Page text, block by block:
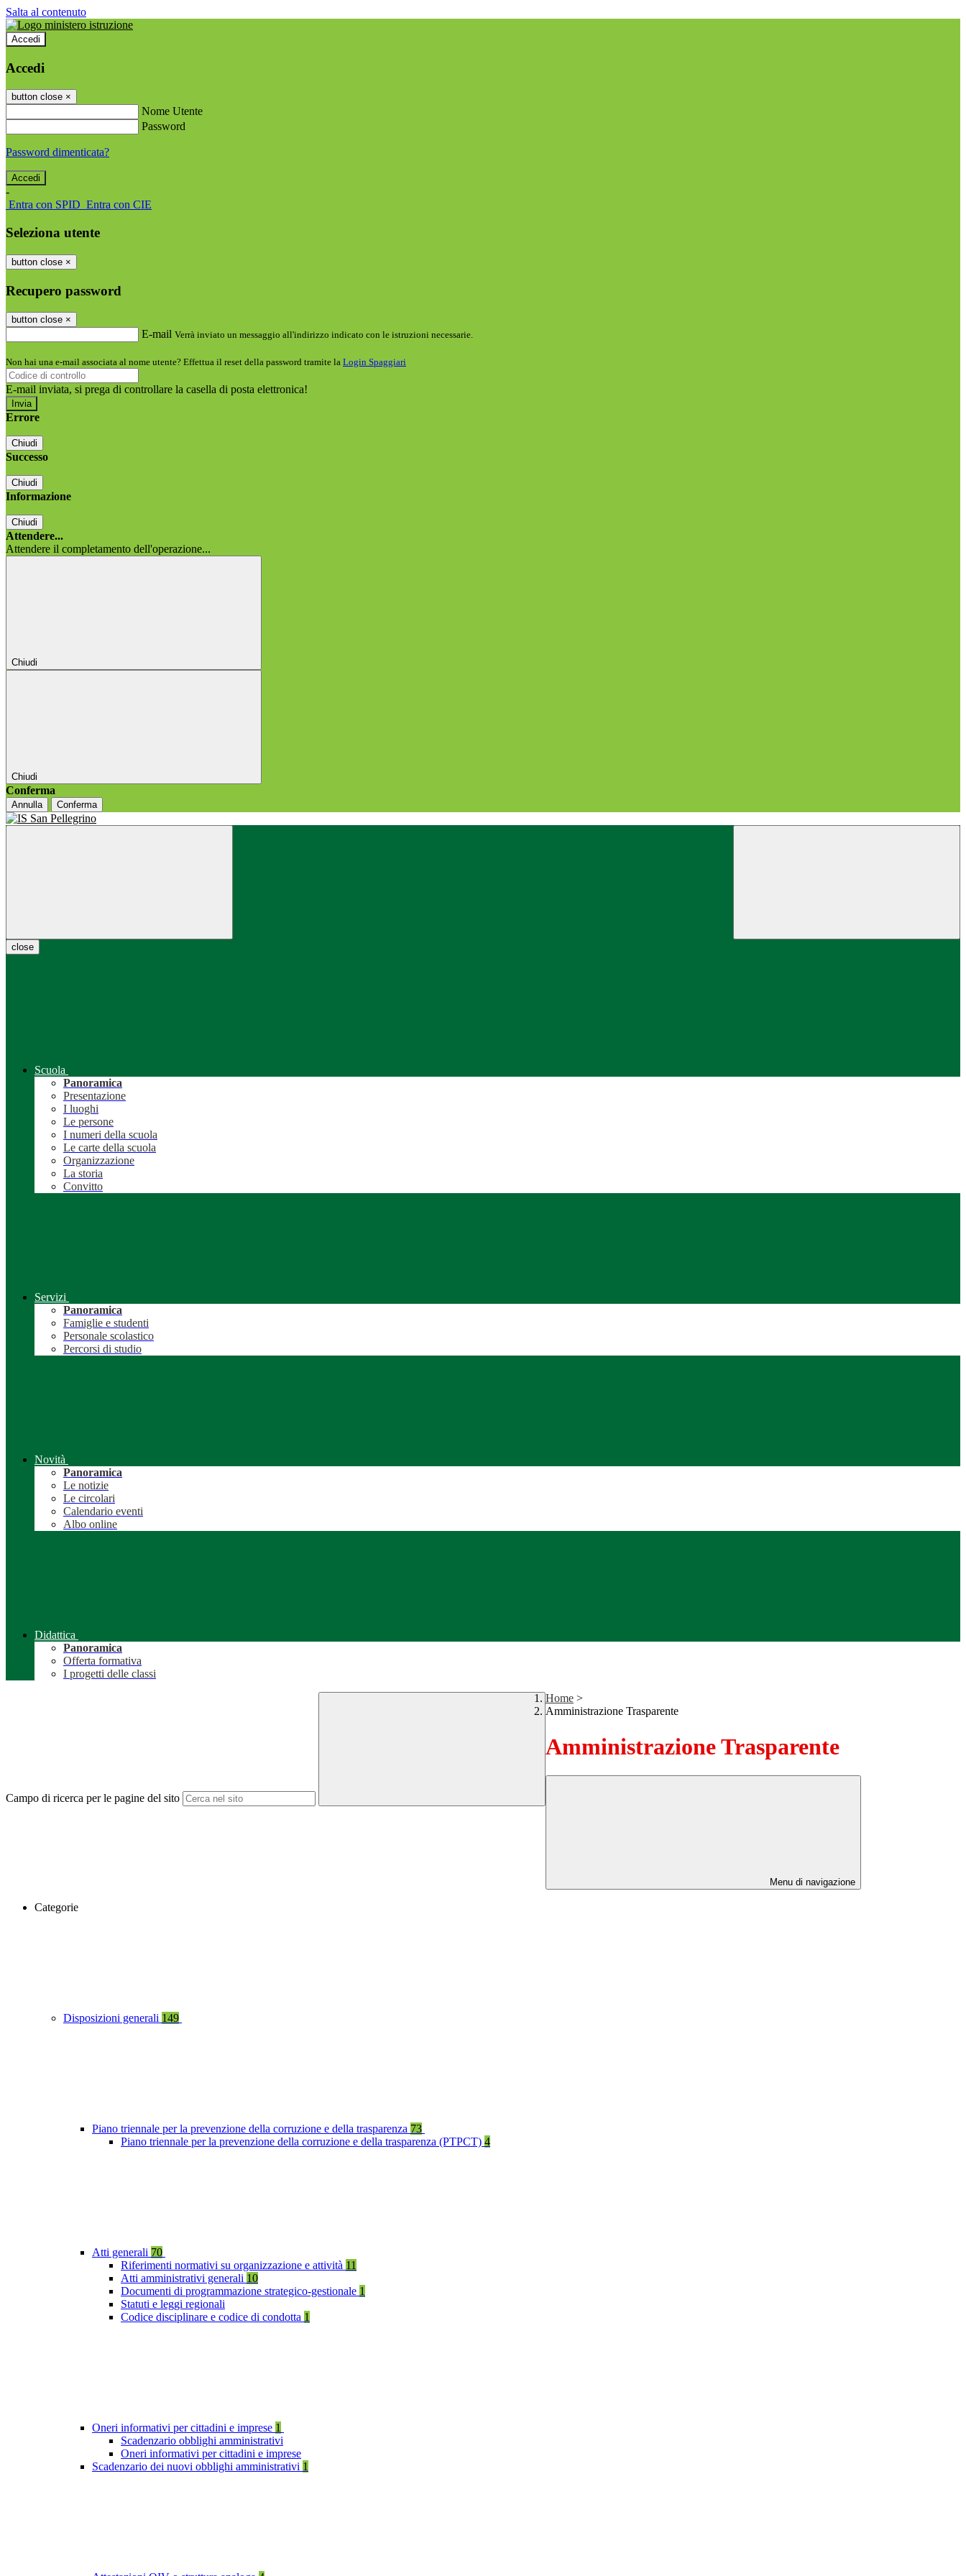
Salta al contenuto
Accedi
Accedi
button close ×
Nome Utente
Password
Password dimenticata?
-
Entra con SPID Entra con CIE
Seleziona utente
button close ×
Recupero password
button close ×
E-mail Verrà inviato un messaggio all'indirizzo indicato con le istruzioni necessarie.
Non hai una e-mail associata al nome utente? Effettua il reset della password tramite la Login Spaggiari
E-mail inviata, si prega di controllare la casella di posta elettronica!
Errore
Chiudi
Successo
Chiudi
Informazione
Chiudi
Attendere...
Attendere il completamento dell'operazione...
Chiudi
Chiudi
Conferma
Annulla Conferma
close
Scuola
Panoramica
Presentazione
I luoghi
Le persone
I numeri della scuola
Le carte della scuola
Organizzazione
La storia
Convitto
Servizi
Panoramica
Famiglie e studenti
Personale scolastico
Percorsi di studio
Novità
Panoramica
Le notizie
Le circolari
Calendario eventi
Albo online
Didattica
Panoramica
Offerta formativa
I progetti delle classi
Campo di ricerca per le pagine del sito
Home >
Amministrazione Trasparente
Amministrazione Trasparente
Menu di navigazione
Categorie
Disposizioni generali 149
Piano triennale per la prevenzione della corruzione e della trasparenza 73
Piano triennale per la prevenzione della corruzione e della trasparenza (PTPCT) 4
Atti generali 70
Riferimenti normativi su organizzazione e attività 11
Atti amministrativi generali 10
Documenti di programmazione strategico-gestionale 1
Statuti e leggi regionali
Codice disciplinare e codice di condotta 1
Oneri informativi per cittadini e imprese 1
Scadenzario obblighi amministrativi
Oneri informativi per cittadini e imprese
Scadenzario dei nuovi obblighi amministrativi 1